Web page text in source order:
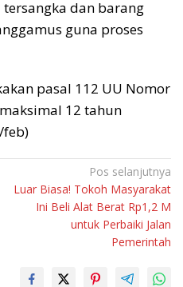
dan barang
guna proses
pasal 112 UU Nomor
12 tahun
feb)
Pos selanjutnya
Luar Biasa! Tokoh Masyarakat
Ini Beli Alat Berat Rp1,2 M
untuk Perbaiki Jalan
Pemerintah